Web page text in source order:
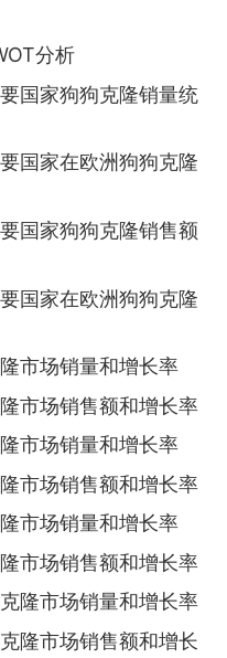
分析
国家狗狗克隆销量统
国家在欧洲狗狗克隆
国家狗狗克隆销售额
国家在欧洲狗狗克隆
市场销量和增长率
市场销售额和增长率
市场销量和增长率
市场销售额和增长率
市场销量和增长率
市场销售额和增长率
隆市场销量和增长率
隆市场销售额和增长